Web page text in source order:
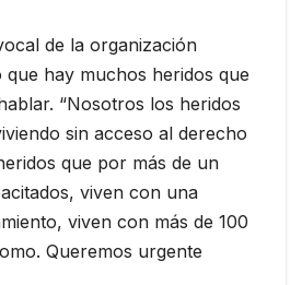
de la organización
que hay muchos heridos que
“Nosotros los heridos
sin acceso al derecho
que por más de un
viven con una
viven con más de 100
Queremos urgente